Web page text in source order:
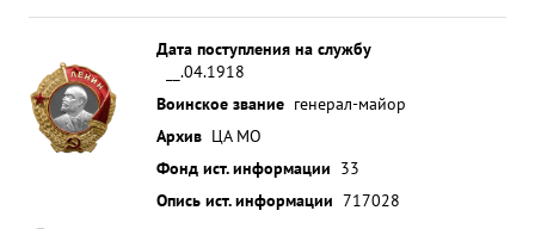
Дата поступления на службу
__.04.1918
Воинское звание генерал-майор
Архив ЦА МО
Фонд ист. информации 33
Опись ист. информации 717028